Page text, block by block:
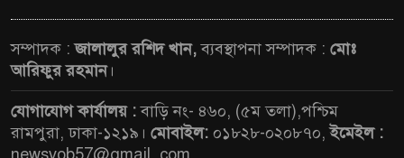
সম্পাদক :জালালুর রশিদ খান,ব্যবস্থাপনা সম্পাদক : মোঃ
আরিফুর রহমান।
যোগাযোগ কার্যালয় :বাড়ি নং- ৪৬০, (৫ম তলা),পশ্চিম
রামপুরা, ঢাকা-১২১৯। মোবাইল: ০১৮২৮-০২০৮৭০,ইমেইল :